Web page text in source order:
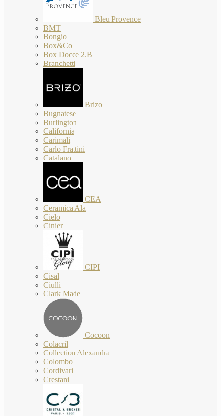
Bleu Provence
BMT
Bongio
Box&Co
Box Docce 2.B
Branchetti
Brizo
Bugnatese
Burlington
California
Carimali
Carlo Frattini
Catalano
CEA
Ceramica Ala
Cielo
Cinier
CIPI
Cisal
Ciulli
Clark Made
Cocoon
Colacril
Collection Alexandra
Colombo
Cordivari
Crestani